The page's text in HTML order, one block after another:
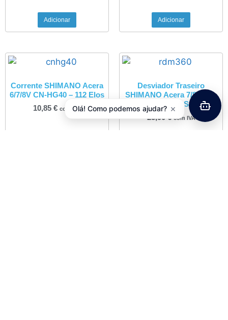
Adicionar Adicionar
Corrente SHIMANO Acera
6/7/8V CN-HG40 – 112 Elos
10,85 € com IVA
Desviador Traseiro
SHIMANO Acera 7/8V RD-
M360SGS
25,90€ com IVA
Olá! Como podemos ajudar? ×